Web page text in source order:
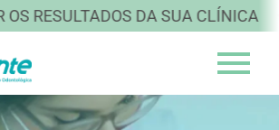
DA SUA CLÍNICA •